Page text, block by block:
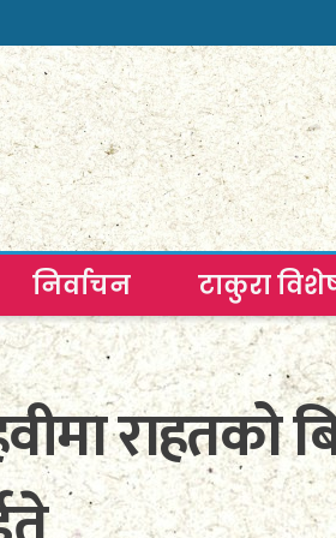
निर्वाचन टाकुरा
राहतको